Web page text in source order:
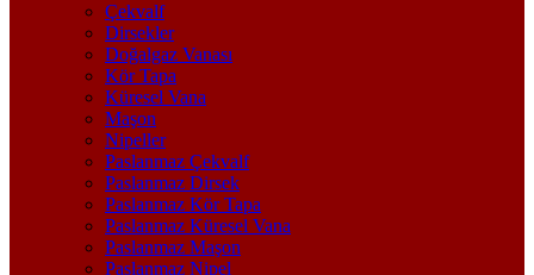
Çekvalf
Dirsekler
Doğalgaz Vanası
Kör Tapa
Küresel Vana
Maşon
Nipeller
Paslanmaz Çekvalf
Paslanmaz Dirsek
Paslanmaz Kör Tapa
Paslanmaz Küresel Vana
Paslanmaz Maşon
Paslanmaz Nipel